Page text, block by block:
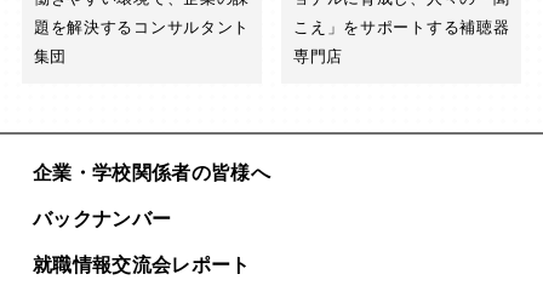
題を解決するコンサルタント
集団
こえ」をサポートする補聴器
専門店
企業・学校関係者の皆様へ
バックナンバー
就職情報交流会レポート